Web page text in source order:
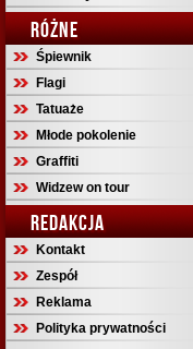
RÓŻNE
Śpiewnik
Flagi
Tatuaże
Młode pokolenie
Graffiti
Widzew on tour
REDAKCJA
Kontakt
Zespół
Reklama
Polityka prywatności